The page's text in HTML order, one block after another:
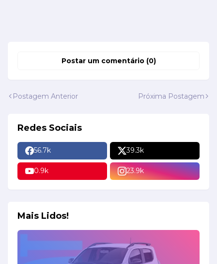
Postar um comentário (0)
Postagem Anterior Próxima Postagem
Redes Sociais
56.7k 39.3k
0.9k 23.9k
Mais Lidos!